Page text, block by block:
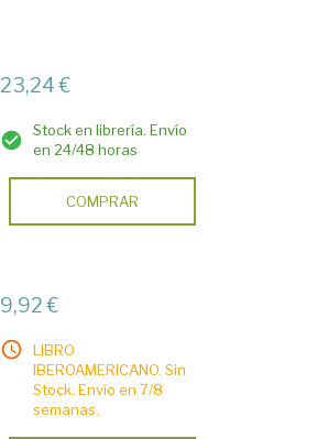
23,24 €
Stock en librería. Envío
en 24/48 horas
COMPRAR
9,92 €
LIBRO
IBEROAMERICANO. Sin
Stock. Envío en 7/8
semanas.